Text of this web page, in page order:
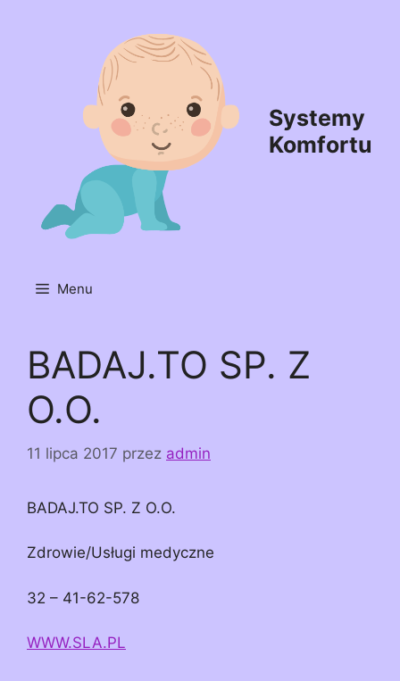
Systemy
Komfortu
Menu
BADAJ.TO SP. Z
O.O.
11 lipca 2017 przez admin
BADAJ.TO SP. Z O.O.
Zdrowie/Usługi medyczne
32 – 41-62-578
WWW.SLA.PL